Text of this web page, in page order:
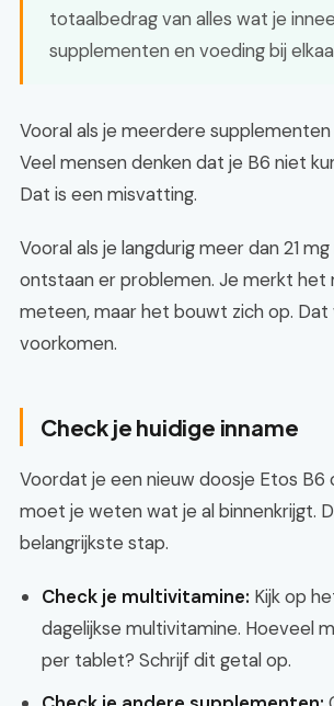
totaalbedrag van alles wat je
supplementen en voeding bij
Vooral als je meerdere
Veel mensen denken dat je B6 niet
Dat is een misvatting.
Vooral als je langdurig meer dan 21
ontstaan er problemen. Je merkt het
meteen, maar het bouwt zich op. Dat
voorkomen.
Check je huidige inname
Voordat je een nieuw doosje Etos
moet je weten wat je al binnenkrijgt.
belangrijkste stap.
Check je multivitamine: Kijk op
dagelijkse multivitamine. Hoeveel
per tablet? Schrijf dit getal op.